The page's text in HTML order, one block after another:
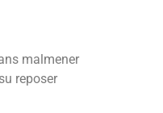
malmener
reposer